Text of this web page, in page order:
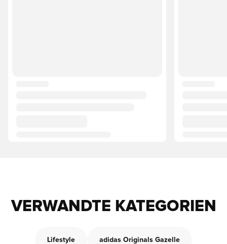
VERWANDTE KATEGORIEN
Lifestyle adidas Originals Gazelle